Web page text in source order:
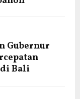
Gubernur
di Bali